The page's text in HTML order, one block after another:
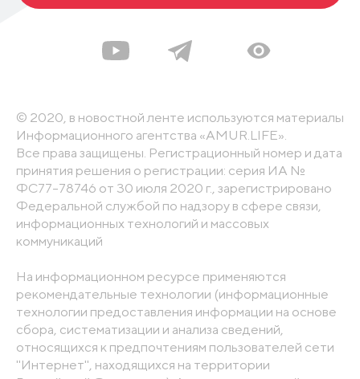
© 2020, в новостной ленте используются материалы
Информационного агентства «AMUR.LIFE».
Все права защищены. Регистрационный номер и дата
принятия решения о регистрации: серия ИА №
ФС77-78746 от 30 июля 2020 г., зарегистрировано
Федеральной службой по надзору в сфере связи,
информационных технологий и массовых
коммуникаций
На информационном ресурсе применяются
рекомендательные технологии (информационные
технологии предоставления информации на основе
сбора, систематизации и анализа сведений,
относящихся к предпочтениям пользователей сети
"Интернет", находящихся на территории